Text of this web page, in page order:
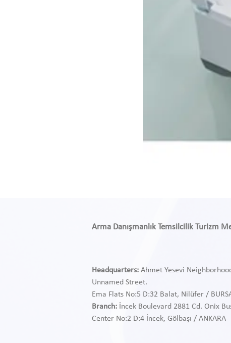
Arma Danışmanlık Temsilcilik Turizm
Headquarters: Ahmet Yesevi
Unnamed Street.
Ema Flats No:5 D:32 Balat, Nilüfer /
Branch: İncek Boulevard 2881 Cd. Onix
Center No:2 D:4 İncek, Gölbaşı / ANKARA